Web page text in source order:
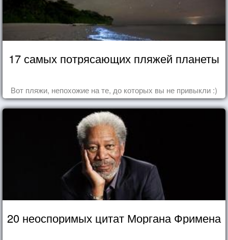
17 самых потрясающих пляжей планеты
Вот пляжи, непохожие на те, до которых вы не привыкли :)
20 неоспоримых цитат Моргана Фримена